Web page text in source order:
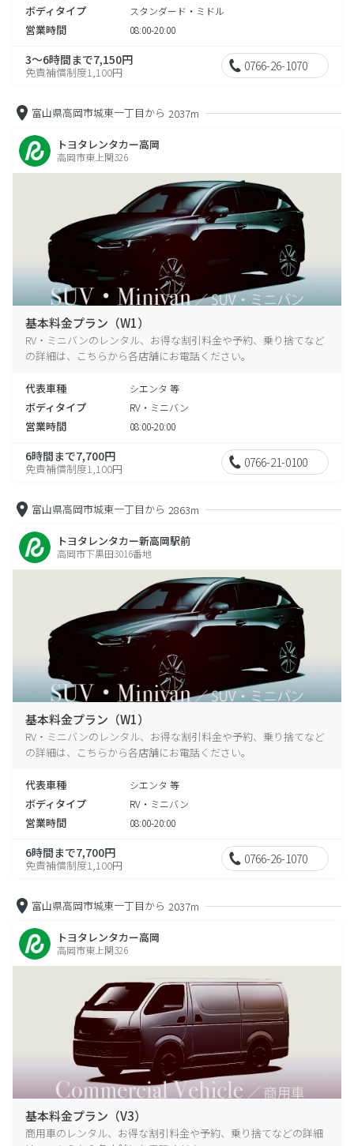
ボディタイプ スタンダード・ミドル
営業時間 08:00-20:00
3～6時間まで7,150円
免責補償制度1,100円 0766-26-1070
富山県高岡市城東一丁目から 2037m
トヨタレンタカー高岡
高岡市東上関326
基本料金プラン（W1）
RV・ミニバンのレンタル、お得な割引料金や予約、乗り捨てなど
の詳細は、こちらから各店舗にお電話ください。
代表車種 シエンタ 等
ボディタイプ RV・ミニバン
営業時間 08:00-20:00
6時間まで7,700円
免責補償制度1,100円 0766-21-0100
富山県高岡市城東一丁目から 2863m
トヨタレンタカー新高岡駅前
高岡市下黒田3016番地
基本料金プラン（W1）
RV・ミニバンのレンタル、お得な割引料金や予約、乗り捨てなど
の詳細は、こちらから各店舗にお電話ください。
代表車種 シエンタ 等
ボディタイプ RV・ミニバン
営業時間 08:00-20:00
6時間まで7,700円
免責補償制度1,100円 0766-26-1070
富山県高岡市城東一丁目から 2037m
トヨタレンタカー高岡
高岡市東上関326
基本料金プラン（V3）
商用車のレンタル、お得な割引料金や予約、乗り捨てなどの詳細